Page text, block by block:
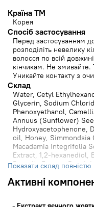
Країна ТМ
Корея
Спосіб застосування
Перед застосуванням
розподіліть невелику
волосся по всій
кінчикам. Не змивайте.
Уникайте контакту з
Cклад
Water, Cetyl
Glycerin, Sodium
Phenoxyethanol,
Annuus (Sunflower)
Hydroxyacetophenone,
oil, Honey, Simmondsia
Macadamia Integrifolia
Extract, 1,2-hexanediol,
Propolis Extract, Royal
Citronellol, Hexyl
Показати склад повністю
Активні